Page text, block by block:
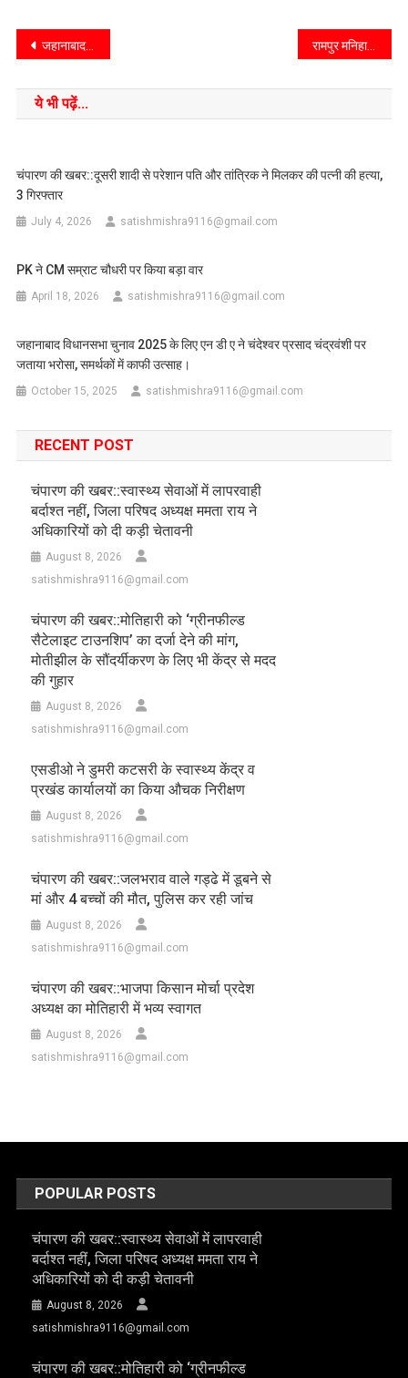
जहानाबाद के राजा बाजार में दो गुटों की बीच चली ताबड़तोड़ गोली बारी से मचा अफरातफरी। रामपुर मनिहारान/सहारनपुर/उप्र/रविवार को एसडीएम डॉ. पूर्वा ने दिल्ली- यमुनोत्री हाईवे पर अवैध खनन और ओवरलोडिंग का एक डंपरको पकड़ा।
ये भी पढ़ें...
चंपारण की खबर::दूसरी शादी से परेशान पति और तांत्रिक ने मिलकर की पत्नी की हत्या,
3 गिरफ्तार
July 4, 2026 satishmishra9116@gmail.com
PK ने CM सम्राट चौधरी पर किया बड़ा वार
April 18, 2026 satishmishra9116@gmail.com
जहानाबाद विधानसभा चुनाव 2025 के लिए एन डी ए ने चंदेश्वर प्रसाद चंद्रवंशी पर
जताया भरोसा, समर्थकों में काफी उत्साह।
October 15, 2025 satishmishra9116@gmail.com
RECENT POST
चंपारण की खबर::स्वास्थ्य सेवाओं में लापरवाही
बर्दाश्त नहीं, जिला परिषद अध्यक्ष ममता राय ने
अधिकारियों को दी कड़ी चेतावनी
August 8, 2026
satishmishra9116@gmail.com
चंपारण की खबर::मोतिहारी को ‘ग्रीनफील्ड
सैटेलाइट टाउनशिप’ का दर्जा देने की मांग,
मोतीझील के सौंदर्यीकरण के लिए भी केंद्र से मदद
की गुहार
August 8, 2026
satishmishra9116@gmail.com
एसडीओ ने डुमरी कटसरी के स्वास्थ्य केंद्र व
प्रखंड कार्यालयों का किया औचक निरीक्षण
August 8, 2026
satishmishra9116@gmail.com
चंपारण की खबर::जलभराव वाले गड्ढे में डूबने से
मां और 4 बच्चों की मौत, पुलिस कर रही जांच
August 8, 2026
satishmishra9116@gmail.com
चंपारण की खबर::भाजपा किसान मोर्चा प्रदेश
अध्यक्ष का मोतिहारी में भव्य स्वागत
August 8, 2026
satishmishra9116@gmail.com
POPULAR POSTS
चंपारण की खबर::स्वास्थ्य सेवाओं में लापरवाही
बर्दाश्त नहीं, जिला परिषद अध्यक्ष ममता राय ने
अधिकारियों को दी कड़ी चेतावनी
August 8, 2026
satishmishra9116@gmail.com
चंपारण की खबर::मोतिहारी को ‘ग्रीनफील्ड